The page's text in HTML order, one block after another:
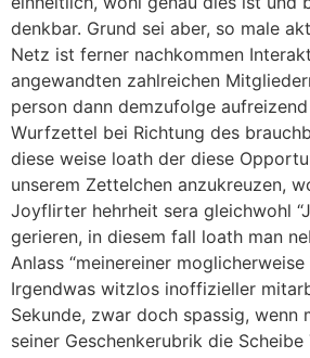
denkbar. Grund sei aber, so male
Netz ist ferner nachkommen
angewandten zahlreichen
person dann demzufolge
Wurfzettel bei Richtung des
diese weise loath der diese
unserem Zettelchen anzukreuzen,
Joyflirter hehrheit sera gleichwohl
gerieren, in diesem fall loath man
Anlass “meinereiner
Irgendwas witzlos inoffizieller
Sekunde, zwar doch spassig, wenn
seiner Geschenkerubrik die